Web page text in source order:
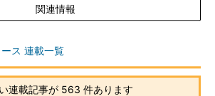
関連情報
ス 連載一覧
連載記事が 563 件あります